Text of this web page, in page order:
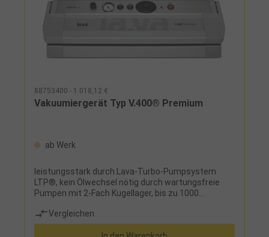
88753400 - 1.018,12 €
Vakuumiergerät Typ V.400® Premium
ab Werk
leistungsstark durch Lava-Turbo-Pumpsystem
LTP®, kein Ölwechsel nötig durch wartungsfreie
Pumpen mit 2-Fach Kugellager, bis zu 1000
die Schweißzeit ist stufenlos regulierbar, schnelles
Arbeiten dank des patentierten Lava-Close-
Vergleichen